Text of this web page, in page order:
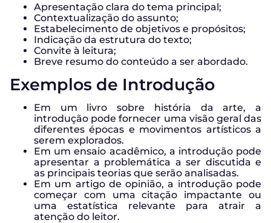
Apresentação clara do tema principal;
Contextualização do assunto;
Estabelecimento de objetivos e propósitos;
Indicação da estrutura do texto;
Convite à leitura;
Breve resumo do conteúdo a ser abordado.
Exemplos de Introdução
Em um livro sobre história da arte, a
introdução pode fornecer uma visão geral das
diferentes épocas e movimentos artísticos a
serem explorados.
Em um ensaio acadêmico, a introdução pode
apresentar a problemática a ser discutida e
as principais teorias que serão analisadas.
Em um artigo de opinião, a introdução pode
começar com uma citação impactante ou
uma estatística relevante para atrair a
atenção do leitor.